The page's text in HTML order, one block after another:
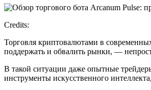
Credits:
Торговля криптовалютами в
поддержать и обвалить рынки, —
В такой ситуации даже опытные
инструменты искусственного